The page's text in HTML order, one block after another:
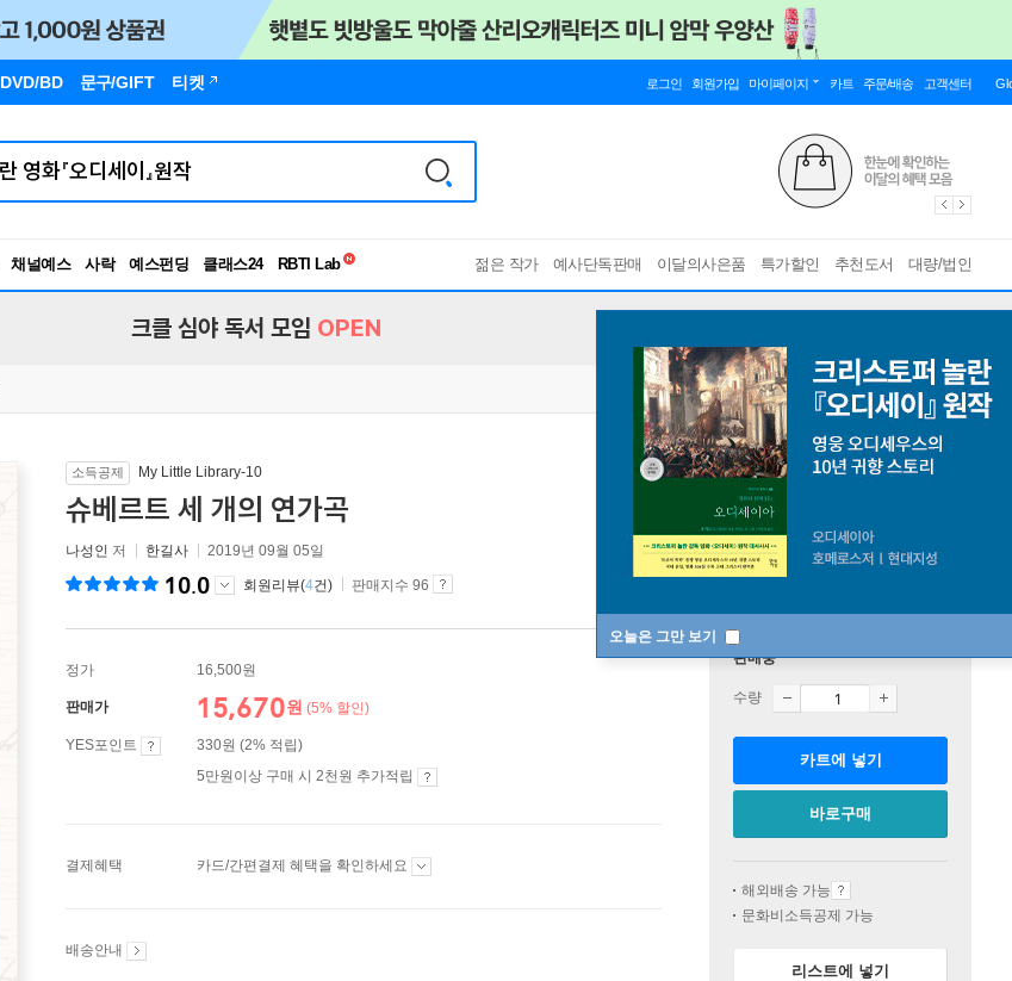
DVD/BD 문구/GIFT 티켓 로그인 회원가입 마이페이지 카트 주문/배송 고객센터
채널예스 사락 예스펀딩 클래스24
RBTI Lab
독서유형검사
젊은 작가 예사단독판매 이달의사은품 특가할인 추천도서 대량/법인
오늘은 그만 보기
크클 심야 독서 모임 OPEN
소득공제 My Little Library-10
슈베르트 세 개의 연가곡
나성인 저 한길사 2019년 09월 05일
10.0 회원리뷰(4건) 판매지수 96
정가 16,500원
판매가 15,670원 (5% 할인)
YES포인트
330원 (2% 적립)
5만원이상 구매 시 2천원 추가적립
결제혜택 카드/간편결제 혜택을 확인하세요
배송안내
판매중
수량
카트에 넣기
바로구매
해외배송 가능
문화비소득공제 가능
리스트에 넣기